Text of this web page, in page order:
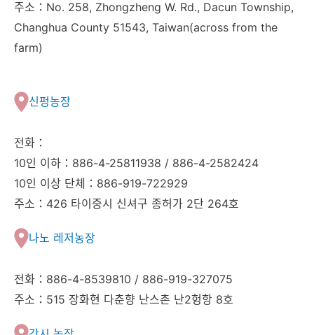
주소：No. 258, Zhongzheng W. Rd., Dacun Township,
Changhua County 51543, Taiwan(across from the
farm)
신펑농장
전화：
10인 이하：886-4-25811938 / 886-4-2582424
10인 이상 단체：886-919-722929
주소：426 타이중시 신셔구 종허가 2단 264호
나노 레저농장
전화：886-4-8539810 / 886-919-327075
주소：515 장화현 다춘향 난스촌 난2헝항 8호